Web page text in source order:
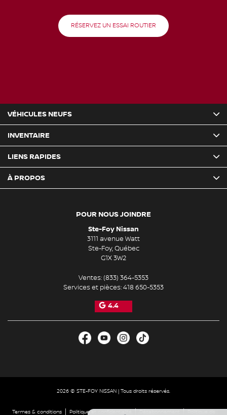
RÉSERVEZ UN ESSAI ROUTIER
POUR NOUS JOINDRE
Ste-Foy Nissan
3111 avenue Watt
Ste-Foy,Québec
G1X 3W2
Ventes:(833) 364-5353
Services et pièces:418 650-5353
4.4
VÉHICULES NEUFS
INVENTAIRE
LIENS RAPIDES
À PROPOS
2026 © STE-FOY NISSAN | Tous droits réservés.
Termes & conditions| Politique et confidentialité | |